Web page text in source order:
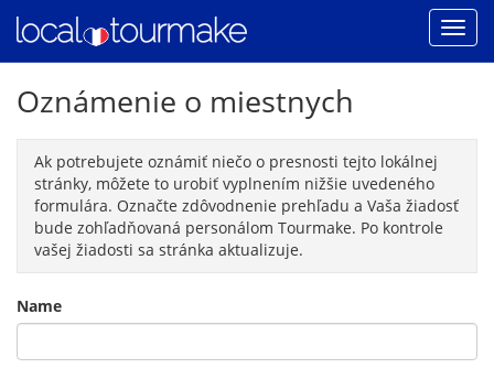
Oznámenie o miestnych
Ak potrebujete oznámiť niečo o presnosti tejto lokálnej
stránky, môžete to urobiť vyplnením nižšie uvedeného
formulára. Označte zdôvodnenie prehľadu a Vaša žiadosť
bude zohľadňovaná personálom Tourmake. Po kontrole
vašej žiadosti sa stránka aktualizuje.
Name